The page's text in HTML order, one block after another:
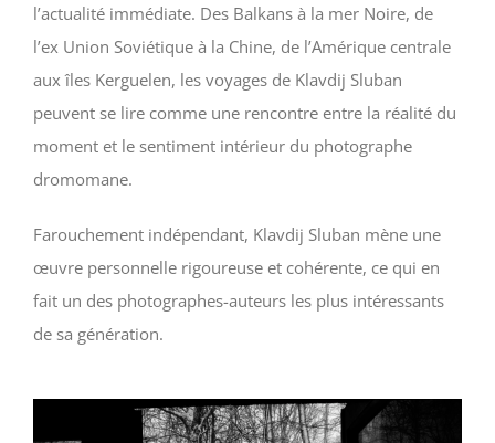
l’actualité immédiate. Des Balkans à la mer Noire, de
l’ex Union Soviétique à la Chine, de l’Amérique centrale
aux îles Kerguelen, les voyages de Klavdij Sluban
peuvent se lire comme une rencontre entre la réalité du
moment et le sentiment intérieur du photographe
dromomane.
Farouchement indépendant, Klavdij Sluban mène une
œuvre personnelle rigoureuse et cohérente, ce qui en
fait un des photographes-auteurs les plus intéressants
de sa génération.